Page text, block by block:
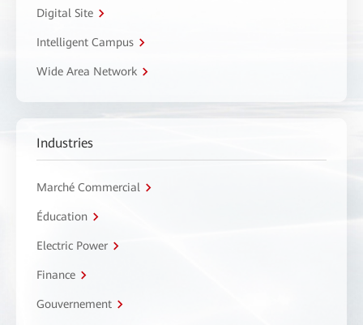
Digital Site
Intelligent Campus
Wide Area Network
Industries
Marché Commercial
Éducation
Electric Power
Finance
Gouvernement